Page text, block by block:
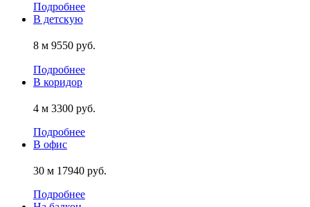
Подробнее
В детскую
8 м 9550 руб.
Подробнее
В коридор
4 м 3300 руб.
Подробнее
В офис
30 м 17940 руб.
Подробнее